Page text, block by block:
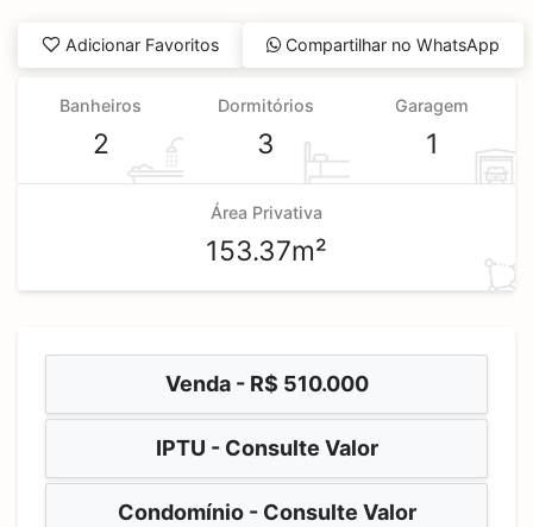
Adicionar Favoritos Compartilhar no WhatsApp
Banheiros
2
Dormitórios
3
Garagem
1
Área Privativa
153.37m²
Venda - R$ 510.000
IPTU - Consulte Valor
Condomínio - Consulte Valor